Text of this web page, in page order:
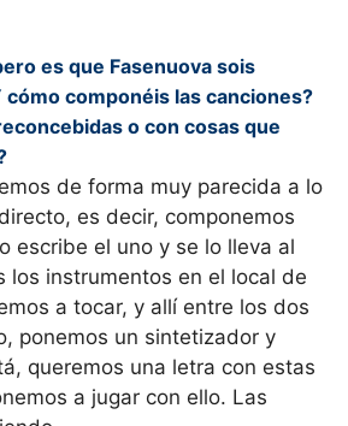
es que Fasenuova sois
componéis las canciones?
o con cosas que
de forma muy parecida a lo
es decir, componemos
escribe el uno y se lo lleva al
los instrumentos en el local de
a tocar, y allí entre los dos
ponemos un sintetizador y
queremos una letra con estas
a jugar con ello. Las